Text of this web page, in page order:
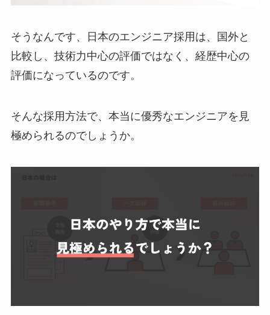
そうなんです、日本のエンジニア採用は、国外と
比較し、技術力中心の評価ではなく、経歴中心の
評価になっているのです。
そんな採用方法で、本当に優秀なエンジニアを見
極められるのでしょうか。